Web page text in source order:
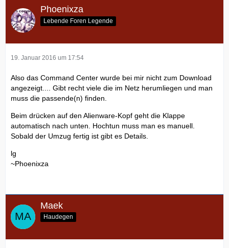
Phoenixza
Lebende Foren Legende
19. Januar 2016 um 17:54
Also das Command Center wurde bei mir nicht zum Download
angezeigt.... Gibt recht viele die im Netz herumliegen und man
muss die passende(n) finden.
Beim drücken auf den Alienware-Kopf geht die Klappe
automatisch nach unten. Hochtun muss man es manuell.
Sobald der Umzug fertig ist gibt es Details.
lg
~Phoenixza
Maek
Haudegen